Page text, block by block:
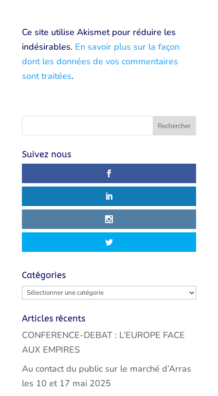
Ce site utilise Akismet pour réduire les
indésirables. En savoir plus sur la façon
dont les données de vos commentaires
sont traitées.
Suivez nous
Catégories
Catégories
Articles récents
CONFERENCE-DEBAT : L’EUROPE FACE
AUX EMPIRES
Au contact du public sur le marché d’Arras
les 10 et 17 mai 2025